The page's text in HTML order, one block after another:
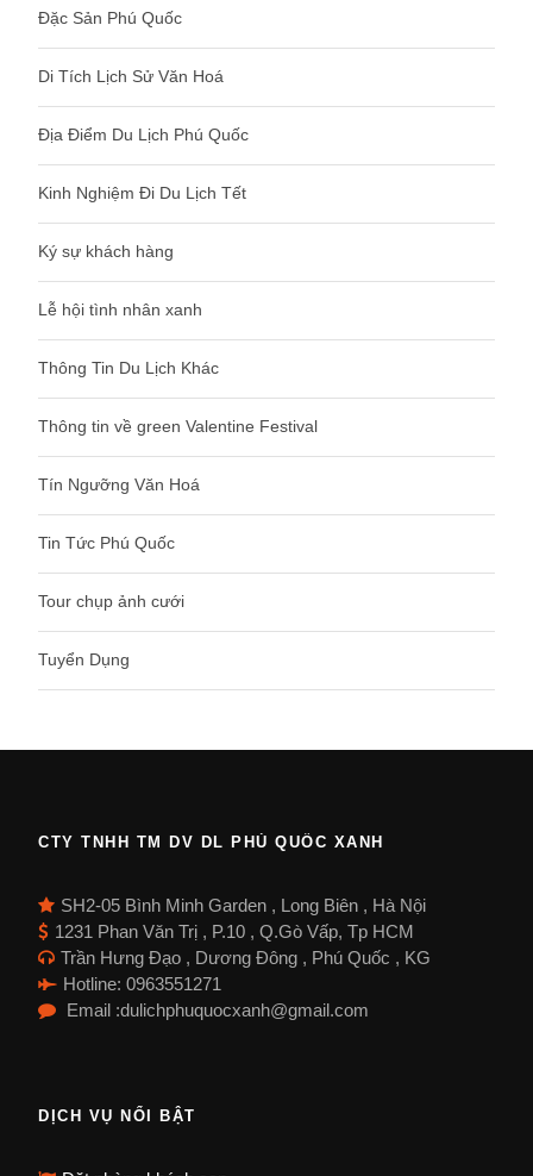
Đặc Sản Phú Quốc
Di Tích Lịch Sử Văn Hoá
Địa Điểm Du Lịch Phú Quốc
Kinh Nghiệm Đi Du Lịch Tết
Ký sự khách hàng
Lễ hội tình nhân xanh
Thông Tin Du Lịch Khác
Thông tin về green Valentine Festival
Tín Ngưỡng Văn Hoá
Tin Tức Phú Quốc
Tour chụp ảnh cưới
Tuyển Dụng
CTY TNHH TM DV DL PHÚ QUỐC XANH
SH2-05 Bình Minh Garden , Long Biên , Hà Nội
1231 Phan Văn Trị , P.10 , Q.Gò Vấp, Tp HCM
Trần Hưng Đạo , Dương Đông , Phú Quốc , KG
Hotline: 0963551271
Email :dulichphuquocxanh@gmail.com
DỊCH VỤ NỔI BẬT